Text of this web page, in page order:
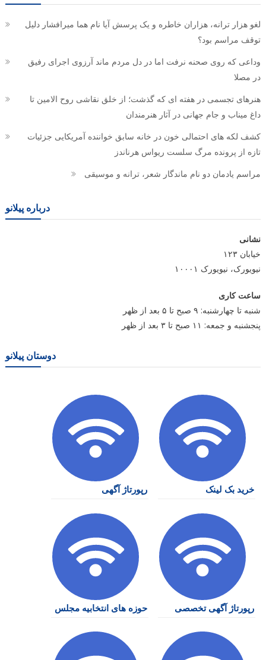
لغو هزار ترانه، هزاران خاطره و یک پرسش آیا نام هما میرافشار دلیل
توقف مراسم بود؟
وداعی که روی صحنه نرفت اما در دل مردم ماند آرزوی اجرای رفیق
در مصلا
هنرهای تجسمی در هفته ای که گذشت؛ از خلق نقاشی روح الامین تا
داغ میناب و جام جهانی در آثار هنرمندان
کشف لکه های احتمالی خون در خانه سابق خواننده آمریکایی جزئیات
تازه از پرونده مرگ سلست ریواس هرناندز
مراسم یادمان دو نام ماندگار شعر، ترانه و موسیقی
درباره پیلانو
نشانی
خیابان ۱۲۳
نیویورک، نیویورک ۱۰۰۰۱
ساعت کاری
شنبه تا چهارشنبه: ۹ صبح تا ۵ بعد از ظهر
پنجشنبه و جمعه: ۱۱ صبح تا ۳ بعد از ظهر
دوستان پیلانو
خرید بک لینک رپورتاژ آگهی
رپورتاژ آگهی تخصصی حوزه های انتخابیه مجلس